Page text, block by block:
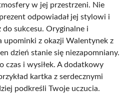
w jej przestrzeni. Nie
odpowiadał jej stylowi i
sukcesu. Oryginalne i
upominki z okazji Walentynek z
dzień stanie się niezapomniany.
czas i wysiłek. A dodatkowy
kartka z serdecznymi
podkreśli Twoje uczucia.